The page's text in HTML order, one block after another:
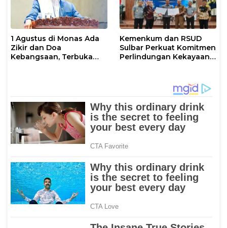
1 Agustus di Monas Ada
Zikir dan Doa
Kebangsaan, Terbuka
Kemenkum dan RSUD
Sulbar Perkuat Komitmen
Perlindungan Kekayaan